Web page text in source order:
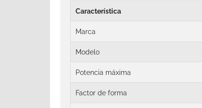
Característica
Marca
Modelo
Potencia máxima
Factor de forma